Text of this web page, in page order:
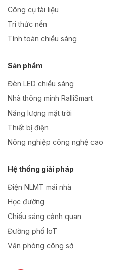
Công cụ tài liệu
Tri thức nền
Tính toán chiếu sáng
Sản phẩm
Đèn LED chiếu sáng
Nhà thông minh RalliSmart
Năng lượng mặt trời
Thiết bị điện
Nông nghiệp công nghệ cao
Hệ thống giải pháp
Điện NLMT mái nhà
Học đường
Chiếu sáng cảnh quan
Đường phố IoT
Văn phòng công sở